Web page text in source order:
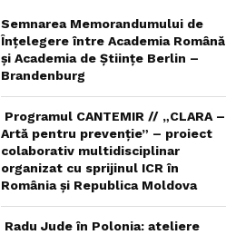
Semnarea Memorandumului de
Înțelegere între Academia Română
și Academia de Științe Berlin –
Brandenburg
Programul CANTEMIR // „CLARA –
Artă pentru prevenție” – proiect
colaborativ multidisciplinar
organizat cu sprijinul ICR în
România și Republica Moldova
Radu Jude în Polonia: ateliere